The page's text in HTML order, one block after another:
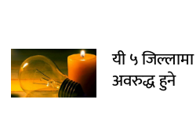
यी ५
अवरुद्ध हुने